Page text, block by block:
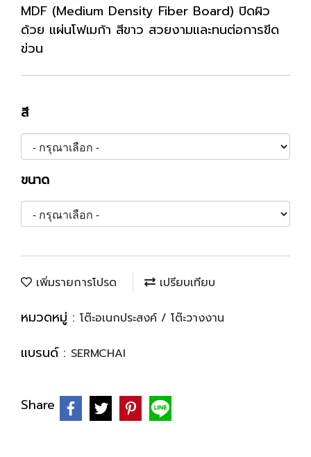
MDF (Medium Density Fiber Board) ปิดผิว
ด้วย แผ่นโฟเมก้า สีขาว สวยงามและทนต่อการขีด
ข่วน
สี
ขนาด
เพิ่มรายการโปรด เปรียบเทียบ
หมวดหมู่ : โต๊ะอเนกประสงค์ / โต๊ะวางงาน
แบรนด์ : SERMCHAI
Share